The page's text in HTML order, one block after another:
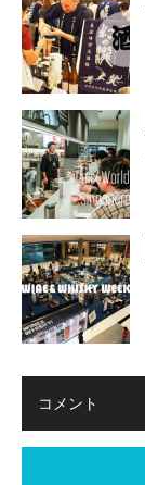
コメント